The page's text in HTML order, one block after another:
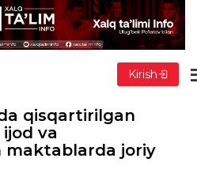
Kirish
qisqartirilgan
va
maktablarda joriy